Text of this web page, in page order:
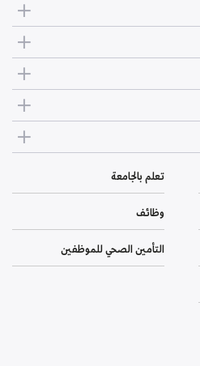
تعلم بالجامعة
وظائف
التأمين الصحي للموظفين